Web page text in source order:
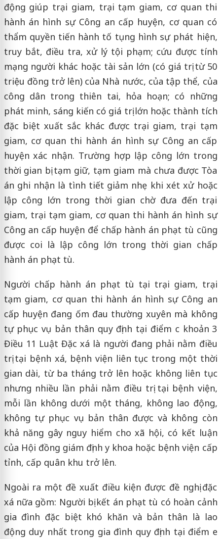
động giúp trại giam, trại tạm giam, cơ quan thi
hành án hình sự Công an cấp huyện, cơ quan có
thẩm quyền tiến hành tố tụng hình sự phát hiện,
truy bắt, điều tra, xử lý tội phạm; cứu được tính
mạng người khác hoặc tài sản lớn (có giá trị từ 50
triệu đồng trở lên) của Nhà nước, của tập thể, của
công dân trong thiên tai, hỏa hoạn; có những
phát minh, sáng kiến có giá trị lớn hoặc thành tích
đặc biệt xuất sắc khác được trại giam, trại tạm
giam, cơ quan thi hành án hình sự Công an cấp
huyện xác nhận. Trường hợp lập công lớn trong
thời gian bị tạm giữ, tạm giam mà chưa được Tòa
án ghi nhận là tình tiết giảm nhẹ khi xét xử hoặc
lập công lớn trong thời gian chờ đưa đến trại
giam, trại tạm giam, cơ quan thi hành án hình sự
Công an cấp huyện để chấp hành án phạt tù cũng
được coi là lập công lớn trong thời gian chấp
hành án phạt tù.
Người chấp hành án phạt tù tại trại giam, trại
tạm giam, cơ quan thi hành án hình sự Công an
cấp huyện đang ốm đau thường xuyên mà không
tự phục vụ bản thân quy định tại điểm c khoản 3
Điều 11 Luật Đặc xá là người đang phải nằm điều
trị tại bệnh xá, bệnh viện liên tục trong một thời
gian dài, từ ba tháng trở lên hoặc không liên tục
nhưng nhiều lần phải nằm điều trị tại bệnh viện,
mỗi lần không dưới một tháng, không lao động,
không tự phục vụ bản thân được và không còn
khả năng gây nguy hiểm cho xã hội, có kết luận
của Hội đồng giám định y khoa hoặc bệnh viện cấp
tỉnh, cấp quân khu trở lên.
Ngoài ra một đề xuất điều kiện được đề nghị đặc
xá nữa gồm: Người bị kết án phạt tù có hoàn cảnh
gia đình đặc biệt khó khăn và bản thân là lao
động duy nhất trong gia đình quy định tại điểm e